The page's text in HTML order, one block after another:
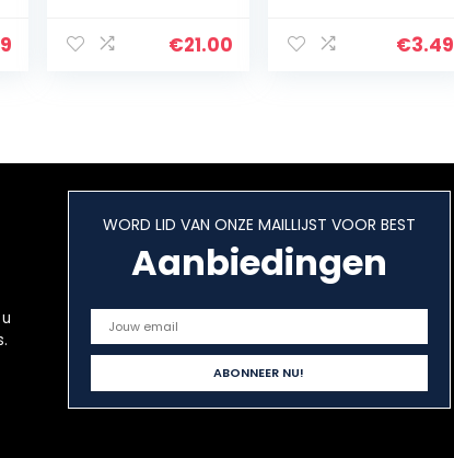
hangmat,
€21.00 €3.49
WORD LID VAN ONZE MAILLIJST VOOR BEST
Aanbiedingen